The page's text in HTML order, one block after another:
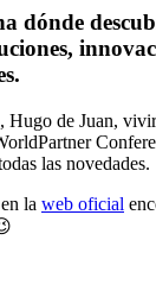
dónde
Hugo de Juan,
las novedades.
la web oficial